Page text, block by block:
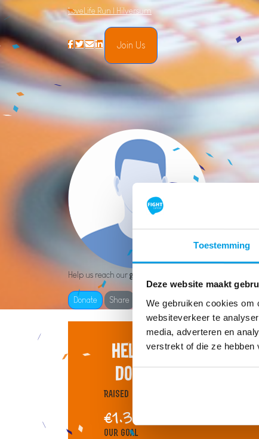
Toestemming
Deze website maakt
We gebruiken cookies om
websiteverkeer te
media, adverteren en
verstrekt of die ze hebben
LoveLife Run | Hilversum
Join Us
Help us reach ourgoal of €1,000
Donate Share
Help je mee om ons
doel te bereiken?
Raised
€1.381
Our Goal